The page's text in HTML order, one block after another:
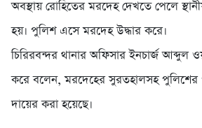
অবস্থায় রোহিতের মরদেহ দেখতে পেলে
হয়। পুলিশ এসে মরদেহ উদ্ধার করে।
চিরিরবন্দর থানার অফিসার ইনচার্জ আব্দুল
করে বলেন, মরদেহের সুরতহালসহ পুলিশের
দায়ের করা হয়েছে।